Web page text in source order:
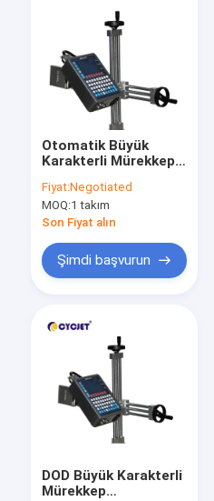
Otomatik Büyük
Karakterli Mürekkep
D32L-4 Talep Üzerine
Bırakılan Mürekkep
Püskürtmeli Baskı
Fiyat:Negotiated
MOQ:1 takım
Son Fiyat alın
Şimdi başvurun
DOD Büyük Karakterli
Mürekkep